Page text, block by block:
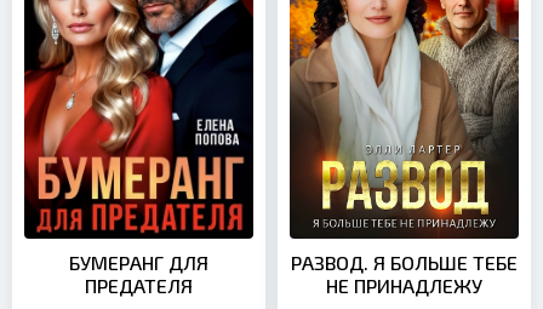
БУМЕРАНГ ДЛЯ
ПРЕДАТЕЛЯ
РАЗВОД. Я БОЛЬШЕ ТЕБЕ
НЕ ПРИНАДЛЕЖУ